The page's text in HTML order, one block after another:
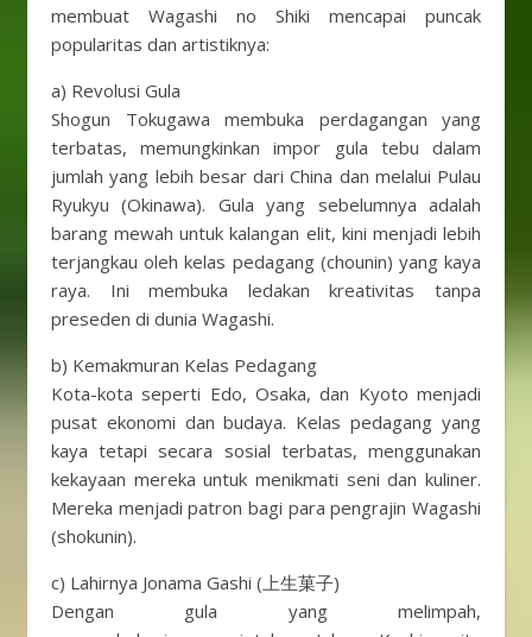
membuat Wagashi no Shiki mencapai puncak
popularitas dan artistiknya:
a) Revolusi Gula
Shogun Tokugawa membuka perdagangan yang
terbatas, memungkinkan impor gula tebu dalam
jumlah yang lebih besar dari China dan melalui Pulau
Ryukyu (Okinawa). Gula yang sebelumnya adalah
barang mewah untuk kalangan elit, kini menjadi lebih
terjangkau oleh kelas pedagang (chounin) yang kaya
raya. Ini membuka ledakan kreativitas tanpa
preseden di dunia Wagashi.
b) Kemakmuran Kelas Pedagang
Kota-kota seperti Edo, Osaka, dan Kyoto menjadi
pusat ekonomi dan budaya. Kelas pedagang yang
kaya tetapi secara sosial terbatas, menggunakan
kekayaan mereka untuk menikmati seni dan kuliner.
Mereka menjadi patron bagi para pengrajin Wagashi
(shokunin).
c) Lahirnya Jonama Gashi (上生菓子)
Dengan gula yang melimpah,